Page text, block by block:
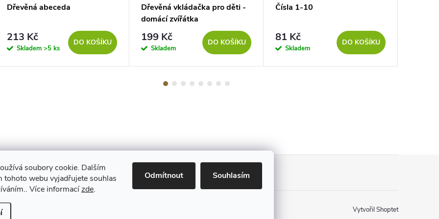
soubory cookie. Dalším
tohoto webu vyjadřujete souhlas
Více informacízde.
Odmítnout Souhlasím
Dřevěná abeceda
213 Kč
Skladem >5 ks
DO KOŠÍKU
Dřevěná vkládačka pro děti -
domácí zvířátka
199 Kč
Skladem
DO KOŠÍKU
Čísla 1-10
81 Kč
Skladem
DO KOŠÍKU
Maestro
Vytvořil Shoptet
nastavení cookies